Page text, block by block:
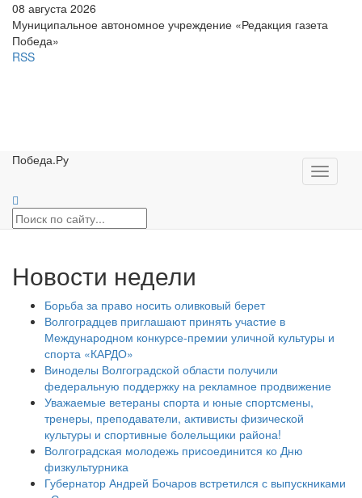
08 августа 2026
Муниципальное автономное учреждение «Редакция газета
Победа»
RSS
Победа.Ру
Toggle
Новости недели
Борьба за право носить оливковый берет
Волгоградцев приглашают принять участие в
Международном конкурсе-премии уличной культуры и
спорта «КАРДО»
Виноделы Волгоградской области получили
федеральную поддержку на рекламное продвижение
Уважаемые ветераны спорта и юные спортсмены,
тренеры, преподаватели, активисты физической
культуры и спортивные болельщики района!
Волгоградская молодежь присоединится ко Дню
физкультурника
Губернатор Андрей Бочаров встретился с выпускниками